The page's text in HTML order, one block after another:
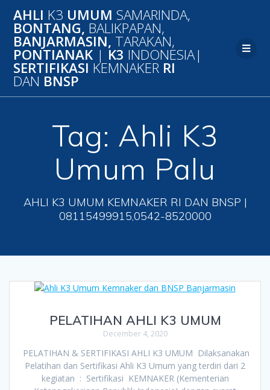
to
content
AHLI K3 UMUM SAMARINDA,
BONTANG, BALIKPAPAN,
BANJARMASIN, TARAKAN,
PONTIANAK | K3 INDONESIA|
SERTIFIKASI KEMNAKER RI
DAN BNSP
Tag: Ahli K3
Umum Palu
AHLI K3 UMUM KEMNAKER RI DAN BNSP |
08115499915,0542-8520000
PELATIHAN AHLI K3 UMUM
December 4, 2020
PELATIHAN & SERTIFIKASI AHLI K3 UMUM Dilaksanakan
Pelatihan dan Sertifikasi Ahli K3 Umum yang terdiri dari 2
kegiatan : Sertifikasi KEMNAKER (Kementerian